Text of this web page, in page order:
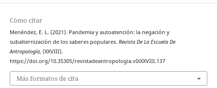
Cómo citar
Menéndez, E. L. (2021). Pandemia y autoatención: la negación y
subalternización de los saberes populares. Revista De La Escuela De
Antropología, (XXVIII).
https://doi.org/10.35305/revistadeantropologia.v0iXXVIII.137
Más formatos de cita